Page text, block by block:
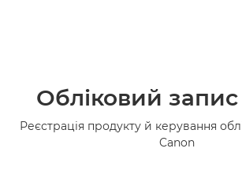
Обліковий
Реєстрація продукту й керування
Canon